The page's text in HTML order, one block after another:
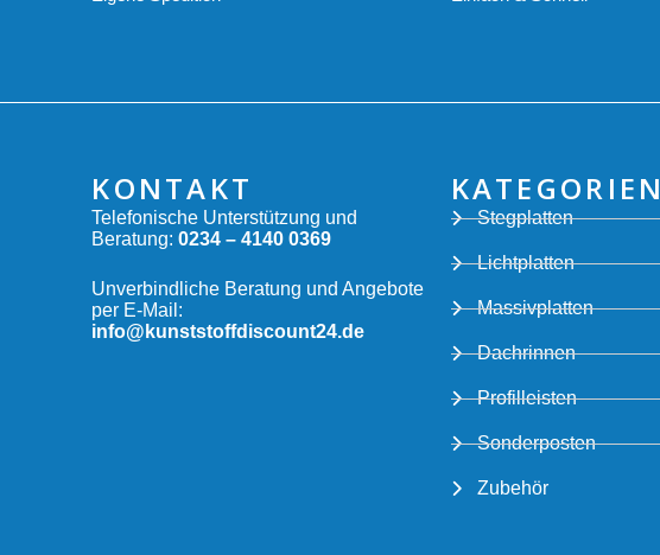
KONTAKT
Telefonische Unterstützung und
Beratung: 0234 – 4140 0369
Unverbindliche Beratung und Angebote
per E-Mail:
info@kunststoffdiscount24.de
KATEGORIEN
Stegplatten
Lichtplatten
Massivplatten
Dachrinnen
Profilleisten
Sonderposten
Zubehör